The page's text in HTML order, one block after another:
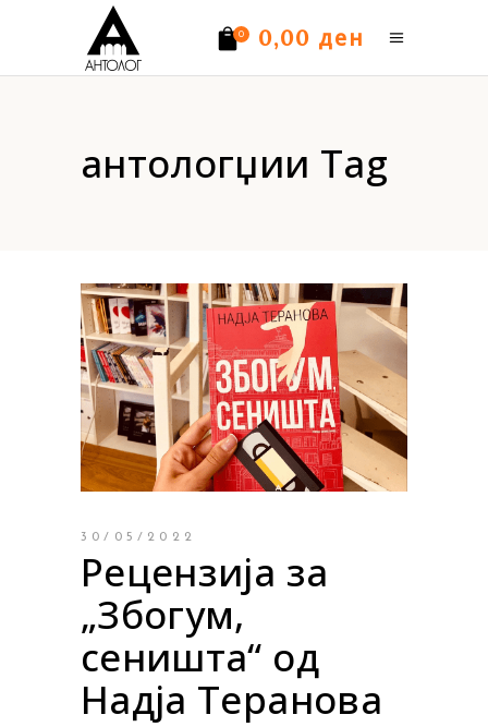
0 0,00 ден
антологџии Tag
30/05/2022
Рецензија за
„Збогум,
сеништа“ од
Надја Теранова